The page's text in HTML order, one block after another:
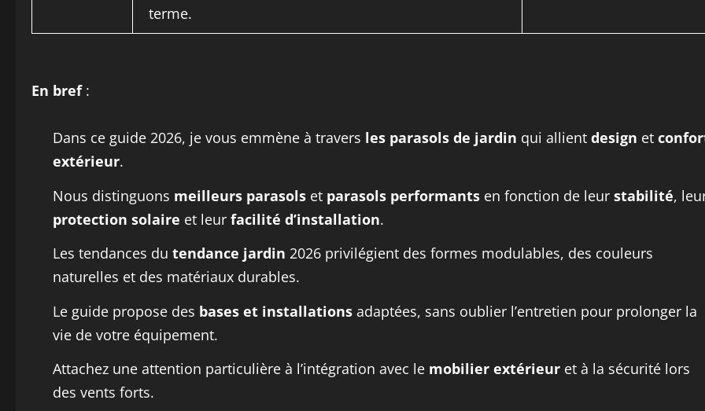
terme.
En bref:
Dans ce guide 2026, je vous emmène à travers les parasols de jardin qui allient design et
extérieur.
Nous distinguons meilleurs parasols et parasols performants en fonction de leur stabilité,
protection solaire et leur facilité d’installation.
Les tendances du tendance jardin 2026 privilégient des formes modulables, des couleurs
naturelles et des matériaux durables.
Le guide propose des bases et installations adaptées, sans oublier l’entretien pour prolonger la
vie de votre équipement.
Attachez une attention particulière à l’intégration avec le mobilier extérieur et à la sécurité lors
des vents forts.